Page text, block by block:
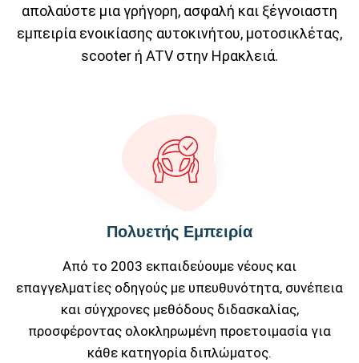
απολαύστε μια γρήγορη, ασφαλή και ξέγνοιαστη
εμπειρία ενοικίασης αυτοκινήτου, μοτοσικλέτας,
scooter ή ATV στην Ηρακλειά.
Πολυετής Εμπειρία
Από το 2003 εκπαιδεύουμε νέους και
επαγγελματίες οδηγούς με υπευθυνότητα, συνέπεια
και σύγχρονες μεθόδους διδασκαλίας,
προσφέροντας ολοκληρωμένη προετοιμασία για
κάθε κατηγορία διπλώματος.